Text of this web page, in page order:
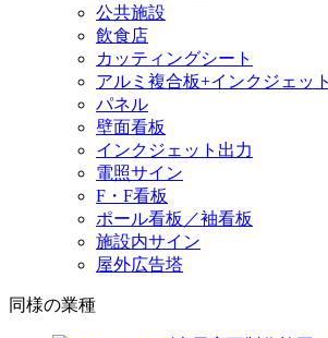
公共施設
飲食店
カッティングシート
アルミ複合板+インクジェッ
パネル
壁面看板
インクジェット出力
電照サイン
F・F看板
ポール看板／袖看板
施設内サイン
屋外広告塔
同様の業種